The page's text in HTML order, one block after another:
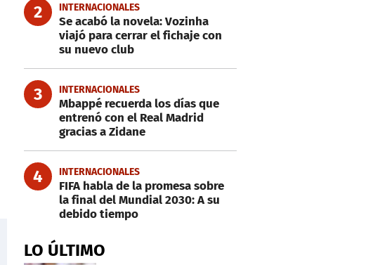
2 INTERNACIONALES
Se acabó la novela: Vozinha
viajó para cerrar el fichaje con
su nuevo club
3 INTERNACIONALES
Mbappé recuerda los días que
entrenó con el Real Madrid
gracias a Zidane
4 INTERNACIONALES
FIFA habla de la promesa sobre
la final del Mundial 2030: A su
debido tiempo
LO ÚLTIMO